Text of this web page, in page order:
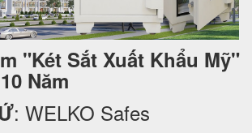
"Két Sắt Xuất Khẩu Mỹ"
Năm
: WELKO Safes